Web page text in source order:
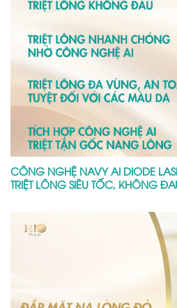
CÔNG NGHỆ NAVY AI DIODE
TRIỆT LÔNG SIÊU TỐC, KHÔNG